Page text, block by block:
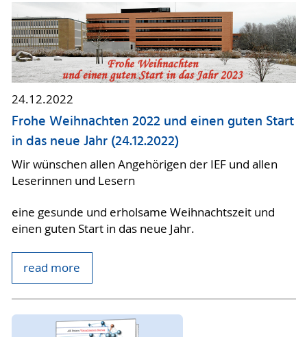
24.12.2022
Frohe Weihnachten 2022 und einen guten Start
in das neue Jahr (24.12.2022)
Wir wünschen allen Angehörigen der IEF und allen
Leserinnen und Lesern
eine gesunde und erholsame Weihnachtszeit und
einen guten Start in das neue Jahr.
read more